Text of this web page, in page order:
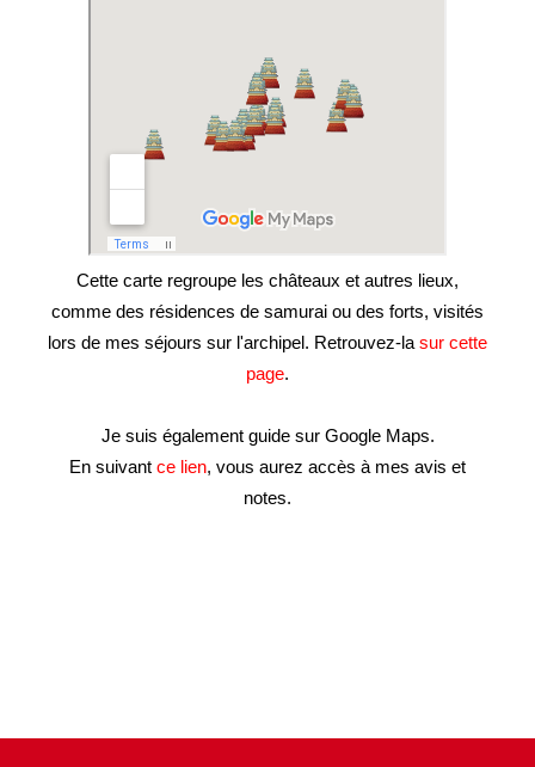
Cette carte regroupe les châteaux et autres lieux,
comme des résidences de samurai ou des forts, visités
lors de mes séjours sur l'archipel. Retrouvez-la sur cette
page.
Je suis également guide sur Google Maps.
En suivant ce lien, vous aurez accès à mes avis et
notes.